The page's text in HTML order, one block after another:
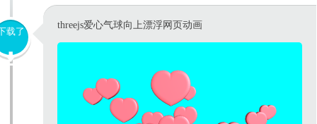
载了
threejs爱心气球向上漂浮网页动画